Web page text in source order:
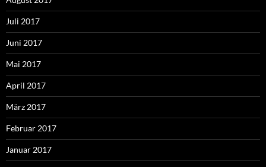
Juli 2017
Juni 2017
Mai 2017
April 2017
März 2017
Februar 2017
Januar 2017